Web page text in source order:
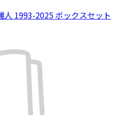
人 1993-2025 ボックスセット